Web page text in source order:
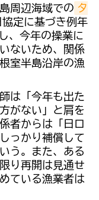
周辺海域での タ
定に基づき例年
、今年の操業に
ないため、関係
室半島沿岸の漁
は「今年も出た
がない」と肩を
者からは「日ロ
っかり補償して
う。また、ある
り再開は見通せ
ている漁業者は